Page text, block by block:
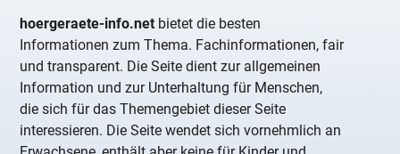
hoergeraete-info.net bietet die besten
Informationen zum Thema. Fachinformationen, fair
und transparent. Die Seite dient zur allgemeinen
Information und zur Unterhaltung für Menschen,
die sich für das Themengebiet dieser Seite
interessieren. Die Seite wendet sich vornehmlich an